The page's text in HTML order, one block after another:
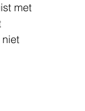
met